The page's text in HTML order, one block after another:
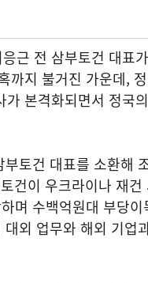
근 전 삼부토건 대표
까지 불거진 가운데,
본격화되면서 정국
토건 대표를 소환해
건이 우크라이나 재건
며 수백억원대 부당이
외 업무와 해외 기업